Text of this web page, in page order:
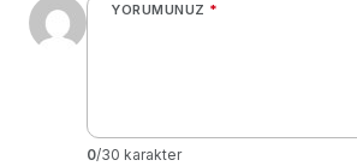
YORUMUNUZ *
0/30 karakter